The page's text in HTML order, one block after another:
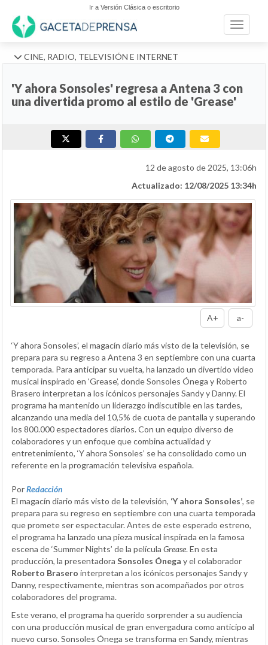
Ir a Versión Clásica o escritorio
Toggle
CINE, RADIO, TELEVISIÓN E INTERNET
'Y ahora Sonsoles' regresa a Antena 3 con
una divertida promo al estilo de 'Grease'
12 de agosto de 2025, 13:06h
Actualizado: 12/08/2025 13:34h
A+ a-
‘Y ahora Sonsoles’, el magacín diario más visto de la televisión, se
prepara para su regreso a Antena 3 en septiembre con una cuarta
temporada. Para anticipar su vuelta, ha lanzado un divertido video
musical inspirado en ‘Grease’, donde Sonsoles Ónega y Roberto
Brasero interpretan a los icónicos personajes Sandy y Danny. El
programa ha mantenido un liderazgo indiscutible en las tardes,
alcanzando una media del 10,5% de cuota de pantalla y superando
los 800.000 espectadores diarios. Con un equipo diverso de
colaboradores y un enfoque que combina actualidad y
entretenimiento, ‘Y ahora Sonsoles’ se ha consolidado como un
referente en la programación televisiva española.
PorRedacción
El magacín diario más visto de la televisión, ‘Y ahora Sonsoles’, se
prepara para su regreso en septiembre con una cuarta temporada
que promete ser espectacular. Antes de este esperado estreno,
el programa ha lanzado una pieza musical inspirada en la famosa
escena de ‘Summer Nights’ de la película Grease. En esta
producción, la presentadora Sonsoles Ónega y el colaborador
Roberto Brasero interpretan a los icónicos personajes Sandy y
Danny, respectivamente, mientras son acompañados por otros
colaboradores del programa.
Este verano, el programa ha querido sorprender a su audiencia
con una producción musical de gran envergadura como anticipo al
nuevo curso. Sonsoles Ónega se transforma en Sandy, mientras